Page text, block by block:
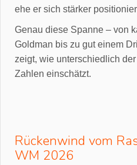
ehe er sich stärker
Genau diese Spanne – von
Goldman bis zu gut einem
zeigt, wie unterschiedlich
Zahlen einschätzt.
Rückenwind vom
WM 2026